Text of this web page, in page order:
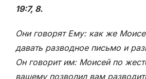
19:7, 8.
Они говорят Ему: как же
давать разводное письмо и
Он говорит им: Моисей по
вашему позволил вам